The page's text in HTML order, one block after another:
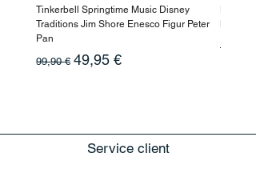
Tinkerbell Springtime Music Disney
Traditions Jim Shore Enesco Figur Peter
Pan
Prix original
99,90 € Prix promotionnel
49,95 €
Prix
10,90 €
Service client